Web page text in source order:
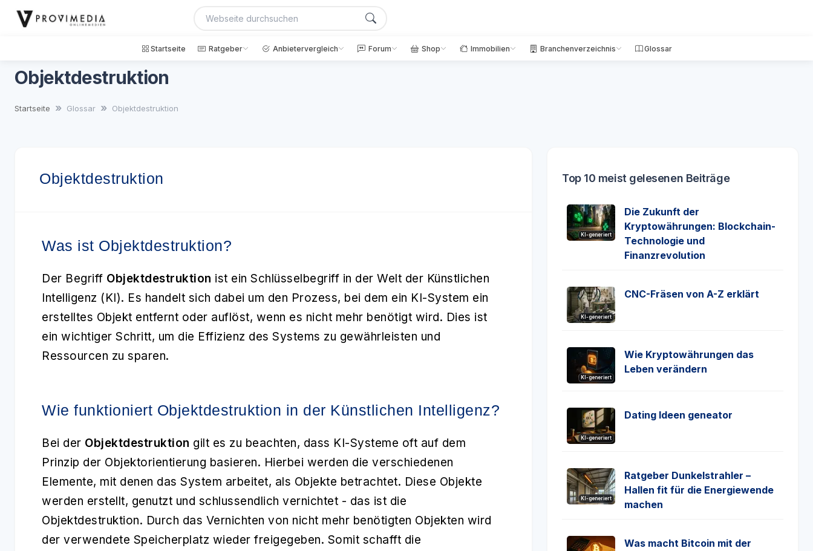
Startseite Ratgeber Anbietervergleich Forum Shop Immobilien Branchenverzeichnis Glossar
Objektdestruktion
Startseite Glossar Objektdestruktion
Objektdestruktion
Was ist Objektdestruktion?
Der Begriff Objektdestruktion ist ein Schlüsselbegriff in der Welt der Künstlichen
Intelligenz (KI). Es handelt sich dabei um den Prozess, bei dem ein KI-System ein
erstelltes Objekt entfernt oder auflöst, wenn es nicht mehr benötigt wird. Dies ist
ein wichtiger Schritt, um die Effizienz des Systems zu gewährleisten und
Ressourcen zu sparen.
Wie funktioniert Objektdestruktion in der Künstlichen Intelligenz?
Bei der Objektdestruktion gilt es zu beachten, dass KI-Systeme oft auf dem
Prinzip der Objektorientierung basieren. Hierbei werden die verschiedenen
Elemente, mit denen das System arbeitet, als Objekte betrachtet. Diese Objekte
werden erstellt, genutzt und schlussendlich vernichtet - das ist die
Objektdestruktion. Durch das Vernichten von nicht mehr benötigten Objekten wird
der verwendete Speicherplatz wieder freigegeben. Somit schafft die
Top 10 meist gelesenen Beiträge
KI-generiert
Die Zukunft der
Kryptowährungen: Blockchain-
Technologie und
Finanzrevolution
KI-generiert
CNC-Fräsen von A-Z erklärt
KI-generiert
Wie Kryptowährungen das
Leben verändern
KI-generiert
Dating Ideen geneator
KI-generiert
Ratgeber Dunkelstrahler –
Hallen fit für die Energiewende
machen
Was macht Bitcoin mit der